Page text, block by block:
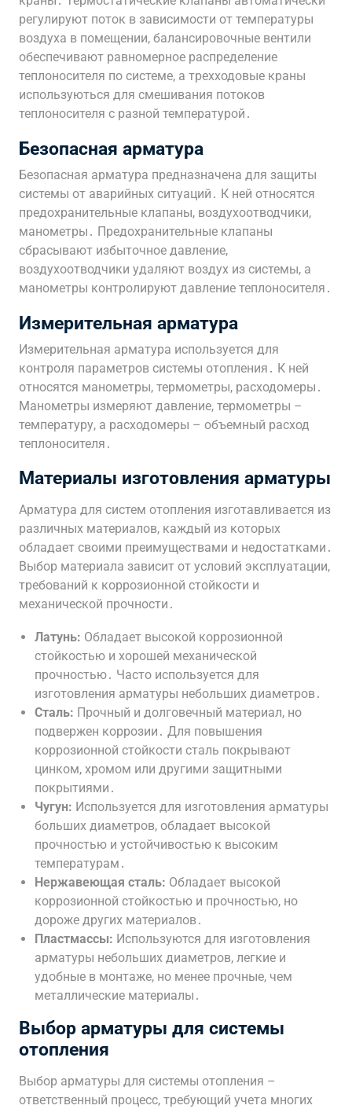
регулируют поток в зависимости от температуры
воздуха в помещении, балансировочные вентили
обеспечивают равномерное распределение
теплоносителя по системе, а трехходовые краны
используються для смешивания потоков
теплоносителя с разной температурой․
Безопасная арматура
Безопасная арматура предназначена для защиты
системы от аварийных ситуаций․ К ней относятся
предохранительные клапаны, воздухоотводчики,
манометры․ Предохранительные клапаны
сбрасывают избыточное давление,
воздухоотводчики удаляют воздух из системы, а
манометры контролируют давление теплоносителя․
Измерительная арматура
Измерительная арматура используется для
контроля параметров системы отопления․ К ней
относятся манометры, термометры, расходомеры․
Манометры измеряют давление, термометры –
температуру, а расходомеры – объемный расход
теплоносителя․
Материалы изготовления арматуры
Арматура для систем отопления изготавливается из
различных материалов, каждый из которых
обладает своими преимуществами и недостатками․
Выбор материала зависит от условий эксплуатации,
требований к коррозионной стойкости и
механической прочности․
Латунь: Обладает высокой коррозионной
стойкостью и хорошей механической
прочностью․ Часто используется для
изготовления арматуры небольших диаметров․
Сталь: Прочный и долговечный материал, но
подвержен коррозии․ Для повышения
коррозионной стойкости сталь покрывают
цинком, хромом или другими защитными
покрытиями․
Чугун: Используется для изготовления арматуры
больших диаметров, обладает высокой
прочностью и устойчивостью к высоким
температурам․
Нержавеющая сталь: Обладает высокой
коррозионной стойкостью и прочностью, но
дороже других материалов․
Пластмассы: Используются для изготовления
арматуры небольших диаметров, легкие и
удобные в монтаже, но менее прочные, чем
металлические материалы․
Выбор арматуры для системы
отопления
Выбор арматуры для системы отопления –
ответственный процесс, требующий учета многих